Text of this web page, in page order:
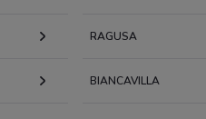
RAGUSA
BIANCAVILLA